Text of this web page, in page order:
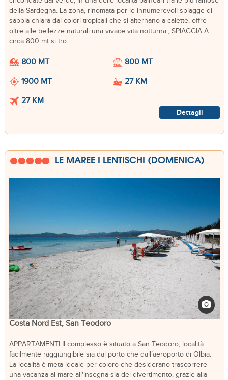
della Sardegna. La zona, rinomata per le innumerevoli spiagge di
sabbia chiara dai colori tropicali che si alternano a calette, offre
oltre alle bellezze naturali una vivace vita notturna., SPIAGGIA A
circa 800 mt si tro ..
800 MT
800 MT
1900 MT
27 KM
27 KM
Dettagli
LE MAREE I LENTISCHI (DOMENICA)
Costa Nord Est, San Teodoro
APPARTAMENTI Il complesso è situato a San Teodoro, località
facilmente raggiungibile sia dal porto che dall’aeroporto di Olbia.
La località è meta ideale per coloro che desiderano trascorrere
una vacanza al mare all'insegna sia del divertimento, grazie alla